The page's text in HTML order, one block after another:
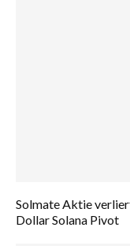
Solmate Aktie
Dollar Solana Pivot